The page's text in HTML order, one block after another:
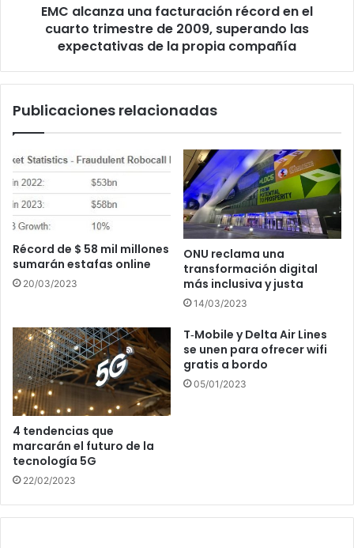
superando
expectativas
la
EMC alcanza una facturación récord en el
cuarto trimestre de 2009, superando las
expectativas de la propia compañía
Publicaciones relacionadas
Récord de $ 58 mil millones
sumarán estafas online
20/03/2023
ONU reclama una
transformación digital
más inclusiva y justa
14/03/2023
4 tendencias que
marcarán el futuro de la
tecnología 5G
22/02/2023
T‑Mobile y Delta Air Lines
se unen para ofrecer wifi
gratis a bordo
05/01/2023